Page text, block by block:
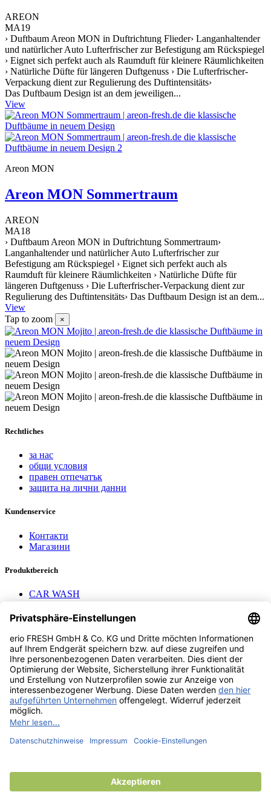
AREON
MA19
› Duftbaum Areon MON in Duftrichtung Flieder› Langanhaltender
und natürlicher Auto Lufterfrischer zur Befestigung am Rückspiegel
› Eignet sich perfekt auch als Raumduft für kleinere Räumlichkeiten
› Natürliche Düfte für längeren Duftgenuss › Die Lufterfrischer-
Verpackung dient zur Regulierung des Duftintensitäts›
Das Duftbaum Design ist an dem jeweiligen...
View
Areon MON
Areon MON Sommertraum
AREON
MA18
› Duftbaum Areon MON in Duftrichtung Sommertraum›
Langanhaltender und natürlicher Auto Lufterfrischer zur
Befestigung am Rückspiegel › Eignet sich perfekt auch als
Raumduft für kleinere Räumlichkeiten › Natürliche Düfte für
längeren Duftgenuss › Die Lufterfrischer-Verpackung dient zur
Regulierung des Duftintensitäts› Das Duftbaum Design ist an dem...
View
Tap to zoom
×
Rechtliches
за нас
общи условия
правен отпечатък
защита на лични данни
Kundenservice
Контакти
Магазини
Produktbereich
CAR WASH
AEROTEC Compressors
Nayax Cashless
Contact us
erio FRESH GmbH & Co. KG
Stader Landstr. 7
28719 Bremen
+49 (0) 421 169 817 80